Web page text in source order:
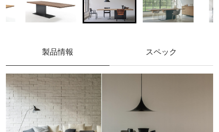
製品情報 スペック